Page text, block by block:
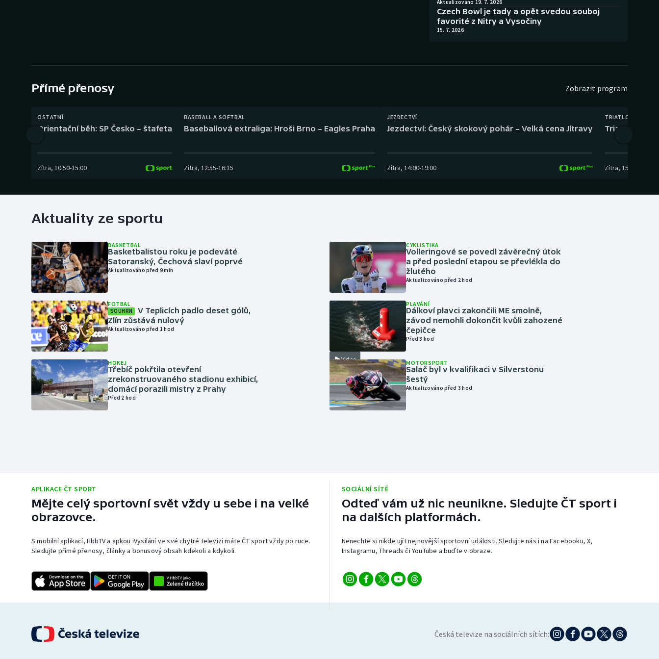
Gymnastika
Aktualizováno 19. 7. 2026
Czech Bowl je tady a opět svedou souboj
favorité z Nitry a Vysočiny
15. 7. 2026
Přímé přenosy Zobrazit program
OSTATNÍ
Orientační běh: SP Česko – štafeta
Zítra, 10:50-15:00
BASEBALL A SOFTBAL
Baseballová extraliga: Hroši Brno – Eagles Praha
Zítra, 12:55-16:15
JEZDECTVÍ
Jezdectví: Český skokový pohár – Velká cena Jítravy
Zítra, 14:00-19:00
TRIATLON
Triatlon:
Zítra, 15:00
Aktuality ze sportu
BASKETBAL
Basketbalistou roku je podeváté
Satoranský, Čechová slaví poprvé
Aktualizováno před 9 min
FOTBAL
SOUHRN
V Teplicích padlo deset gólů,
Zlín zůstává nulový
Aktualizováno před 1 hod
HOKEJ
Třebíč pokřtila otevření
zrekonstruovaného stadionu exhibicí,
domácí porazili mistry z Prahy
Před 2 hod
CYKLISTIKA
Volleringové se povedl závěrečný útok
a před poslední etapou se převlékla do
žlutého
Aktualizováno před 2 hod
Video
PLAVÁNÍ
Dálkoví plavci zakončili ME smolně,
závod nemohli dokončit kvůli zahozené
čepičce
Před 3 hod
MOTORSPORT
Salač byl v kvalifikaci v Silverstonu
šestý
Aktualizováno před 3 hod
APLIKACE ČT SPORT
Mějte celý sportovní svět vždy u sebe i na velké
obrazovce.
S mobilní aplikací, HbbTV a apkou iVysílání ve své chytré televizi máte ČT sport vždy po ruce.
Sledujte přímé přenosy, články a bonusový obsah kdekoli a kdykoli.
SOCIÁLNÍ SÍTĚ
Odteď vám už nic neunikne. Sledujte ČT sport i
na dalších platformách.
Nenechte si nikde ujít nejnovější sportovní události. Sledujte nás i na Facebooku, X,
Instagramu, Threads či YouTube a buďte v obraze.
Česká televize na sociálních sítích: